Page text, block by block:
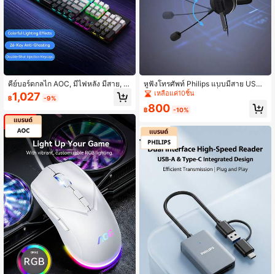
คีย์บอร์ดกลไก AOC, มีไฟหลัง มีสาย, มี
3 สีให้เลือก, เอฟเฟกต์แสงหลายสี, ป้อง
กันการกดซ้ำ 26 ปุ่ม, ปุ่มกดฉีดสองครั้ง,
รีรศาสตร์, เหมาะสำหรับการเล่นเกมแล
ะสำนักงาน
฿1,027 -9%
หูฟังโทรศัพท์ Philips แบบมีสาย USB
พร้อมสายคาดศีรษะกันลื่นและเบาะรอง
กวน ENC ช่วยเพิ่มประสิทธิภาพการสื่อ
อสารหลากหลายประเภท
เหลือแค่10ชิ้น
฿800 -10%